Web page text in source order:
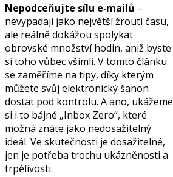
Nepodceňujte sílu e‑mailů –
nevypadají jako největší žrouti času,
ale reálně dokážou spolykat
obrovské množství hodin, aniž byste
si toho vůbec všimli. V tomto článku
se zaměříme na tipy, díky kterým
můžete svůj elektronický šanon
dostat pod kontrolu. A ano, ukážeme
si i to bájné „Inbox Zero“, které
možná znáte jako nedosažitelný
ideál. Ve skutečnosti je dosažitelné,
jen je potřeba trochu ukázněnosti a
trpělivosti.